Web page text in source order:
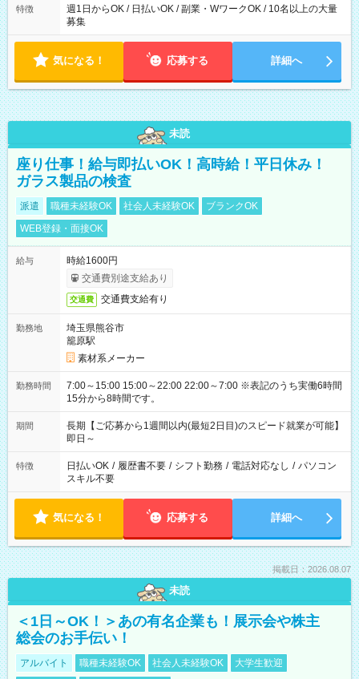
特徴
週1日からOK / 日払いOK / 副業・WワークOK / 10名以上の大量
募集
気になる！ 応募する 詳細へ
未読
座り仕事！給与即払いOK！高時給！平日休み！
ガラス製品の検査
派遣 職種未経験OK 社会人未経験OK
ブランクOK
WEB登録・面接OK
給与
時給1600円
交通費別途支給あり
交通費 交通費支給有り
勤務地
埼玉県熊谷市
籠原駅
素材系メーカー
勤務時間
7:00～15:00 15:00～22:00 22:00～7:00 ※表記のうち実働6時間
15分から8時間です。
期間
長期【ご応募から1週間以内(最短2日目)のスピード就業が可能】
即日～
特徴 日払いOK / 履歴書不要 / シフト勤務 / 電話対応なし / パソコン
スキル不要
気になる！ 応募する 詳細へ
掲載日：2026.08.07
未読
＜1日～OK！＞あの有名企業も！展示会や株主
総会のお手伝い！
アルバイト 職種未経験OK 社会人未経験OK
大学生歓迎